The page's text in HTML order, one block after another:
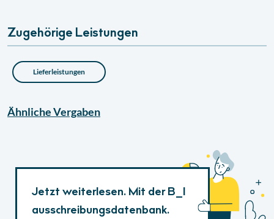
Zugehörige Leistungen
Lieferleistungen
ÄhnlicheVergaben
Jetzt weiterlesen. Mit der B_I
ausschreibungsdatenbank.